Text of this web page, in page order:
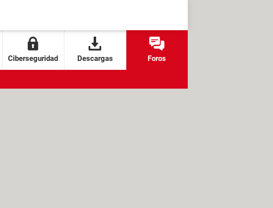
Ciberseguridad Descargas Foros